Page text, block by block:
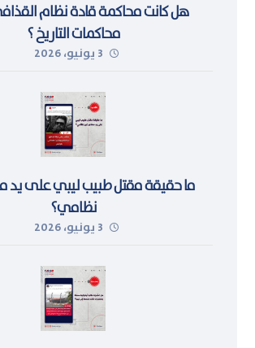
هل كانت محاكمة قادة نظام
محاكمات التاريخ ؟
3 يونيو، 2026
ما حقيقة مقتل طبيب ليبي على يد
نظامي؟
3 يونيو، 2026